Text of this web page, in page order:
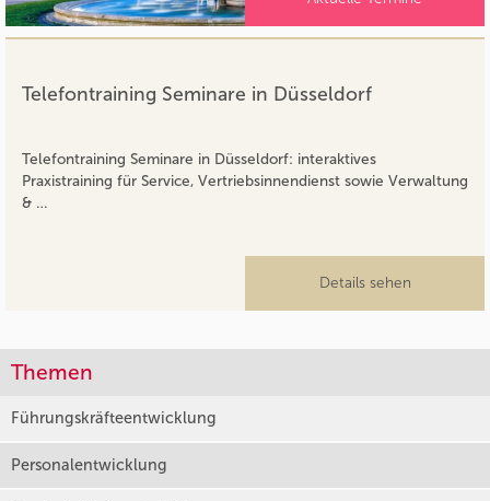
Telefontraining Seminare in Düsseldorf
Telefontraining Seminare in Düsseldorf: interaktives
Praxistraining für Service, Vertriebsinnendienst sowie Verwaltung
& …
Details sehen
Themen
Führungskräfteentwicklung
Personalentwicklung